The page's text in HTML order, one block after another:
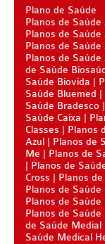
PLANO DE SAÚDE
PLANO DE
PLANO DE SAÚDE
PLANO DE
PLANO DE
PLANO DE
PLANO DE SAÚDE
PLANO DE
PLANO DE
Plano de Saúde
Planos de Saúde
Planos de Saúde
Planos de Saúde
Planos de Saúde
de Saúde
Saúde Biovida
Saúde Bluemed
Saúde Bradesco
Saúde Caixa
Classes
Planos
Azul
Planos de
Me
Planos de
Planos de
Cross
Planos
Planos de Saúde
Planos de Saúde
Planos de Saúde
de Saúde Medial
Saúde Medical